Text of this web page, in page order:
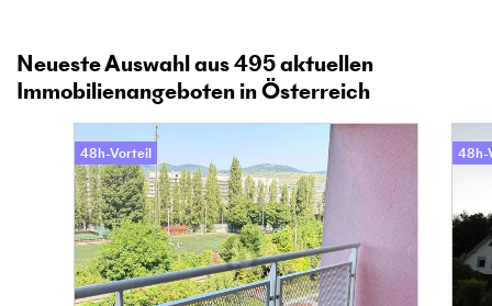
Neueste Auswahl aus495aktuellen
Immobilienangeboten in Österreich
48h-Vorteil 48h-